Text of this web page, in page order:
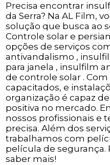
Precisa encontrar
da Serra? Na AL Film,
solução que busca ao
Controle solar e
opções de serviços
antivandalismo ,
para janela , insulfilm
de controle solar .
capacitados, e
organização é capaz
positiva no mercado.
nossos profissionais e
precisa. Além dos
trabalhamos com
película de segurança.
saber mais!